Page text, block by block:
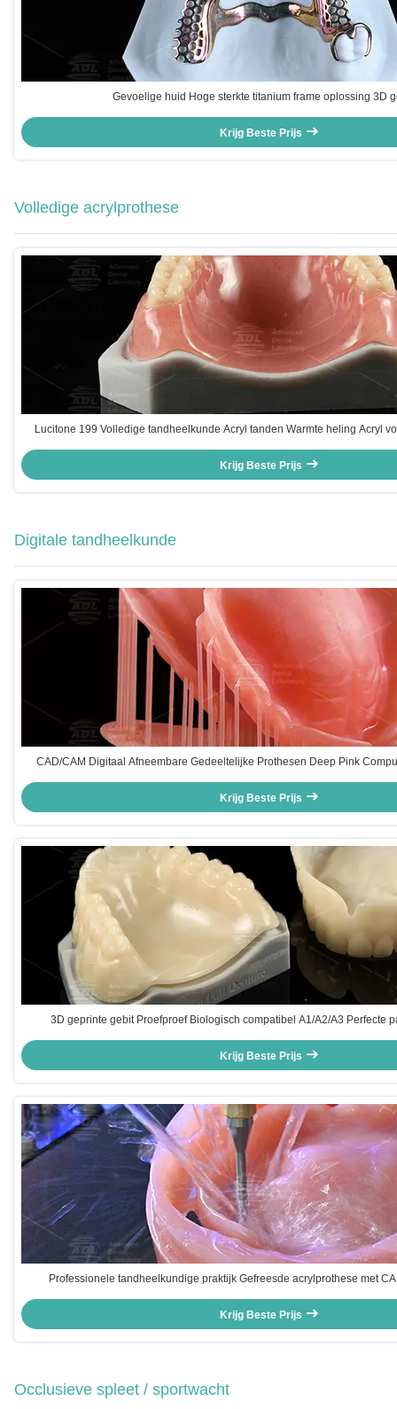
Gevoelige huid Hoge sterkte titanium frame oplossing 3D
Krijg Beste Prijs
Volledige acrylprothese
Lucitone 199 Volledige tandheelkunde Acryl tanden Warmte heling Acryl
Krijg Beste Prijs
Digitale tandheelkunde
CAD/CAM Digitaal Afneembare Gedeeltelijke Prothesen Deep Pink
Krijg Beste Prijs
3D geprinte gebit Proefproef Biologisch compatibel A1/A2/A3 Perfecte
Krijg Beste Prijs
Professionele tandheelkundige praktijk Gefreesde acrylprothese met
Krijg Beste Prijs
Occlusieve spleet / sportwacht